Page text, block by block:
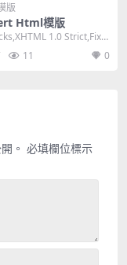
版
Html模版
1.0 Strict,Fixe
11 0
。 必填欄位標示